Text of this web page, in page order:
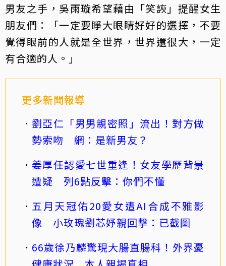
男友之手，吳雨璇希望藉由「笑詼」提醒女生
朋友們：「一定要睜大眼睛好好的選擇，不要
覺得眼前的人就是全世界，世界還很大，一定
有合適的人。」
更多新聞報導
劉亞仁「男男親密照」流出！對方做
勢索吻 網：是新男友？
姜厚任認愛七世重逢！女友學歷背景
遭疑 列6點反擊：你們不懂
五月天冠佑20愛女遭AI合成不雅影
像 小玫瑰劉芯妤親回擊：已截圖
66歲徐乃麟驚現大腸直腸科！外界憂